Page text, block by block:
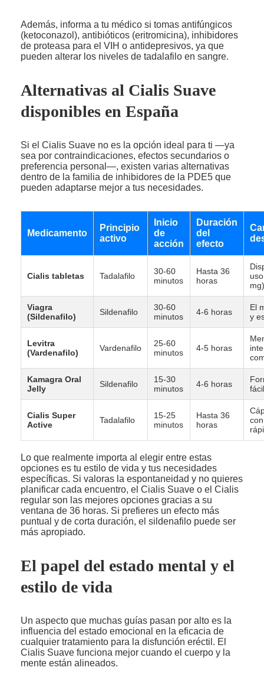
Además, informa a tu médico si tomas antifúngicos
(ketoconazol), antibióticos (eritromicina), inhibidores
de proteasa para el VIH o antidepresivos, ya que
pueden alterar los niveles de tadalafilo en sangre.
Alternativas al Cialis Suave
disponibles en España
Si el Cialis Suave no es la opción ideal para ti —ya
sea por contraindicaciones, efectos secundarios o
preferencia personal—, existen varias alternativas
dentro de la familia de inhibidores de la PDE5 que
pueden adaptarse mejor a tus necesidades.
Medicamento
Principio
activo
Inicio
de
acción
Duración
del
efecto
Cialis tabletas Tadalafilo
30-60
minutos
Hasta 36
horas
mg)
Viagra
(Sildenafilo)
Sildenafilo
30-60
minutos
4-6 horas
El
y
Levitra
(Vardenafilo)
Vardenafilo
25-60
minutos
4-5 horas
Kamagra Oral
Jelly
Sildenafilo
15-30
minutos
4-6 horas
Cialis Super
Active
Tadalafilo
15-25
minutos
Hasta 36
horas
Lo que realmente importa al elegir entre estas
opciones es tu estilo de vida y tus necesidades
específicas. Si valoras la espontaneidad y no quieres
planificar cada encuentro, el Cialis Suave o el Cialis
regular son las mejores opciones gracias a su
ventana de 36 horas. Si prefieres un efecto más
puntual y de corta duración, el sildenafilo puede ser
más apropiado.
El papel del estado mental y el
estilo de vida
Un aspecto que muchas guías pasan por alto es la
influencia del estado emocional en la eficacia de
cualquier tratamiento para la disfunción eréctil. El
Cialis Suave funciona mejor cuando el cuerpo y la
mente están alineados.